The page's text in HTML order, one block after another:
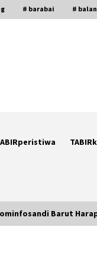
# barabai #
Barut